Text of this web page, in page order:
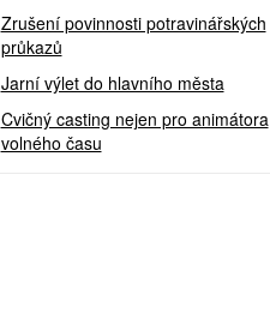
Zrušení povinnosti potravinářských
průkazů
Jarní výlet do hlavního města
Cvičný casting nejen pro animátora
volného času